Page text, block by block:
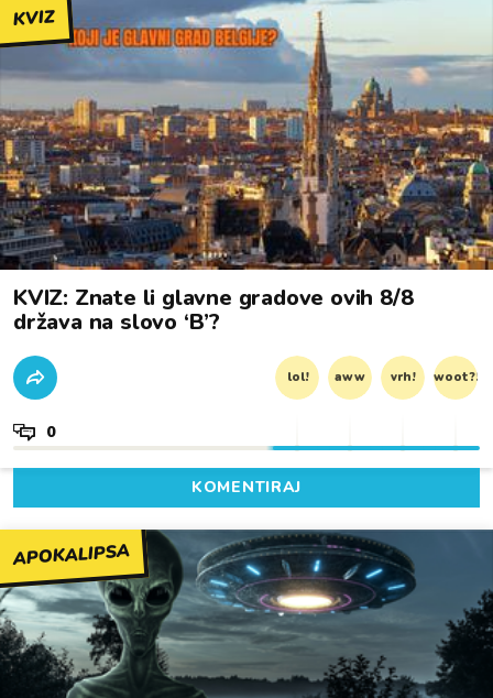
KVIZ
KVIZ: Znate li glavne gradove ovih 8/8
država na slovo ‘B’?
lol! aww vrh! woot?!
0
KOMENTIRAJ
APOKALIPSA